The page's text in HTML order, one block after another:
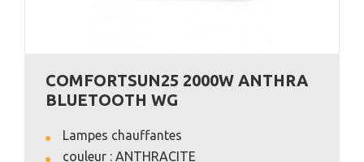
COMFORTSUN25 2000W ANTHRA
BLUETOOTH WG
Lampes chauffantes
couleur : ANTHRACITE